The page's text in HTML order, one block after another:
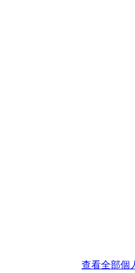
查看全部個